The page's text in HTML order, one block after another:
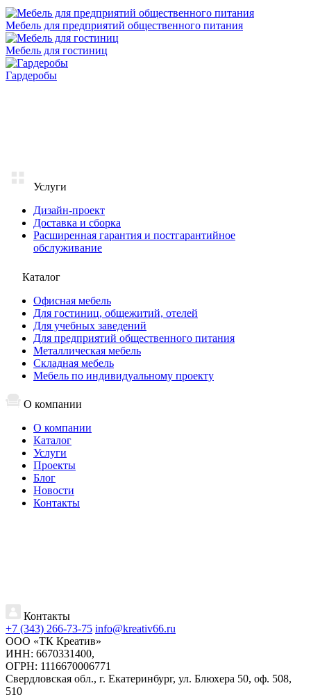
Мебель для предприятий общественного питания
Мебель для гостиниц
Гардеробы
Услуги
Дизайн-проект
Доставка и сборка
Расширенная гарантия и постгарантийное
обслуживание
Каталог
Офисная мебель
Для гостиниц, общежитий, отелей
Для учебных заведений
Для предприятий общественного питания
Металлическая мебель
Складная мебель
Мебель по индивидуальному проекту
О компании
О компании
Каталог
Услуги
Проекты
Блог
Новости
Контакты
Контакты
+7 (343) 266-73-75 info@kreativ66.ru
ООО «ТК Креатив»
ИНН: 6670331400,
ОГРН: 1116670006771
Свердловская обл., г. Екатеринбург, ул. Блюхера 50, оф. 508,
510